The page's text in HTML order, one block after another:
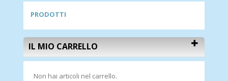
PRODOTTI
IL MIO CARRELLO
Non hai articoli nel carrello.